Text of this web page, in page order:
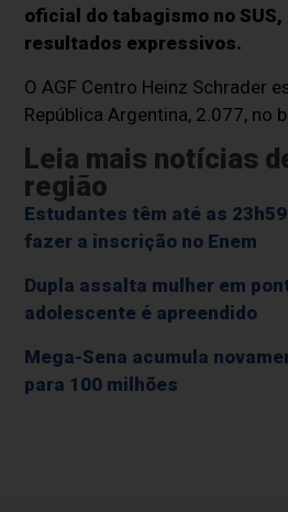
oficial do tabagismo no
resultados expressivos.
O AGF Centro Heinz Schrader
República Argentina, 2.077, no
Leia mais notícias
região
Estudantes têm até as
fazer a inscrição no Enem
Dupla assalta mulher em
adolescente é apreendido
Mega-Sena acumula
para 100 milhões